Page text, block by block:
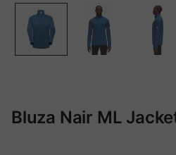
Bluza Nair ML